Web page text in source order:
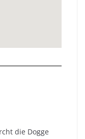
die Dogge